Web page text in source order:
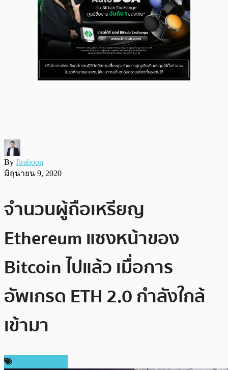
By Jiraboon
มิถุนายน 9, 2020
จำนวนผู้ถือเหรียญ
Ethereum แซงหน้าของ
Bitcoin ไปแล้ว เมื่อการ
อัพเกรด ETH 2.0 กำลังใกล้
เข้ามา